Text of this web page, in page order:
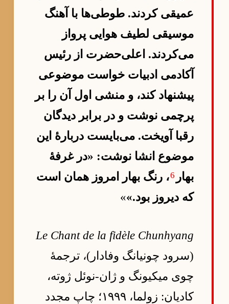
عمیقی کردند. طوطی‌ها با آهنگ
موسیقی لطیف هوایی پرواز
می‌کردند. اعلی‌حضرت از رئیس
آکادمی ادبیات خواست موضوعی
پیشنهاد کند، و منشی اول آن را بر
پرچمی نوشت و در برابر دیدگان
رقبا آویخت. می‌بایست دربارهٔ این
موضوع انشا نوشت: «در غرفهٔ
بهار 6، رنگ بهار امروز همان است
که دیروز بود.»»
Le Chant de la fidèle Chunhyang
(سرود چونیانگ وفادار)، ترجمهٔ
چوی میکیونگ و ژان-نوئل ژوته،
کادیان: زولما، ۱۹۹۹؛ چاپ مجدد